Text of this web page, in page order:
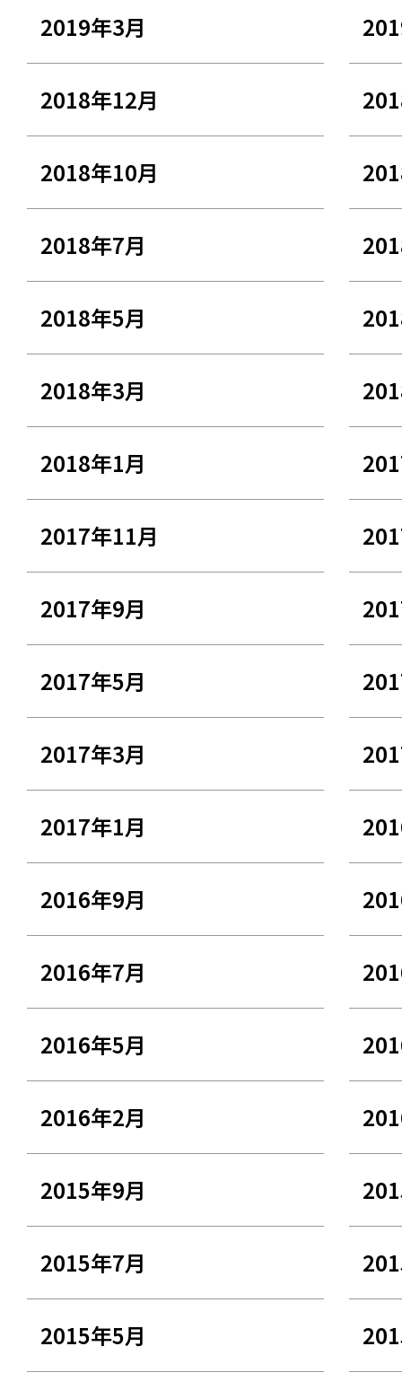
2019年3月
2018年12月
2018年10月
2018年7月
2018年5月
2018年3月
2018年1月
2017年11月
2017年9月
2017年5月
2017年3月
2017年1月
2016年9月
2016年7月
2016年5月
2016年2月
2015年9月
2015年7月
2015年5月